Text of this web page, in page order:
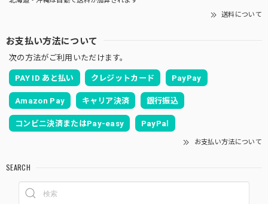
送料について
お支払い方法について
次の方法がご利用いただけます。
PAY ID あと払い クレジットカード PayPay
Amazon Pay キャリア決済 銀行振込
コンビニ決済またはPay-easy PayPal
お支払い方法について
SEARCH